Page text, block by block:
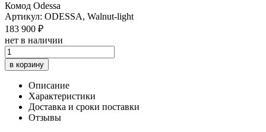
Комод Odessa
Артикул: ODESSA, Walnut-light
183 900 ₽
нет в наличии
в корзину
Описание
Характеристики
Доставка и сроки поставки
Отзывы